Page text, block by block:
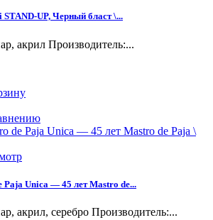
UP, Черный бласт \...
акрил Производитель:...
Paja Unica — 45 лет Mastro de...
акрил, серебро Производитель:...